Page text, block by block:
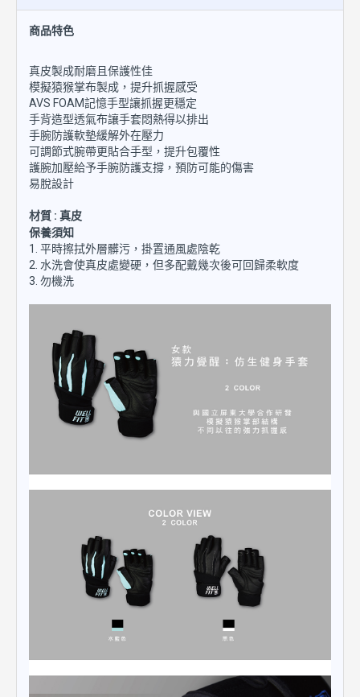
商品特色
真皮製成耐磨且保護性佳
模擬猿猴掌布製成，提升抓握感受
AVS FOAM記憶手型讓抓握更穩定
手背造型透氣布讓手套悶熱得以排出
手腕防護軟墊緩解外在壓力
可調節式腕帶更貼合手型，提升包覆性
護腕加壓給予手腕防護支撐，預防可能的傷害
易脫設計
材質 : 真皮
保養須知
1. 平時擦拭外層髒污，掛置通風處陰乾
2. 水洗會使真皮處變硬，但多配戴幾次後可回歸柔軟度
3. 勿機洗